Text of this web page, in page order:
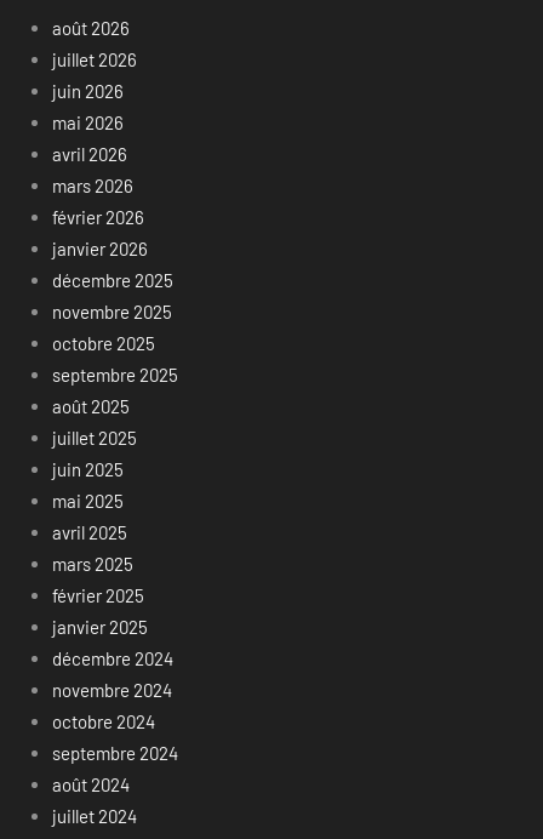
août 2026
juillet 2026
juin 2026
mai 2026
avril 2026
mars 2026
février 2026
janvier 2026
décembre 2025
novembre 2025
octobre 2025
septembre 2025
août 2025
juillet 2025
juin 2025
mai 2025
avril 2025
mars 2025
février 2025
janvier 2025
décembre 2024
novembre 2024
octobre 2024
septembre 2024
août 2024
juillet 2024